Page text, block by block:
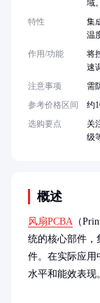
概述
风扇PCBA （
统的核心部件，
件。在实际应用
水平和能效表现
域。
特性
集
温
作用/功能
将
速
注意事项
需
参考价格区间
约
选购要点
关
级